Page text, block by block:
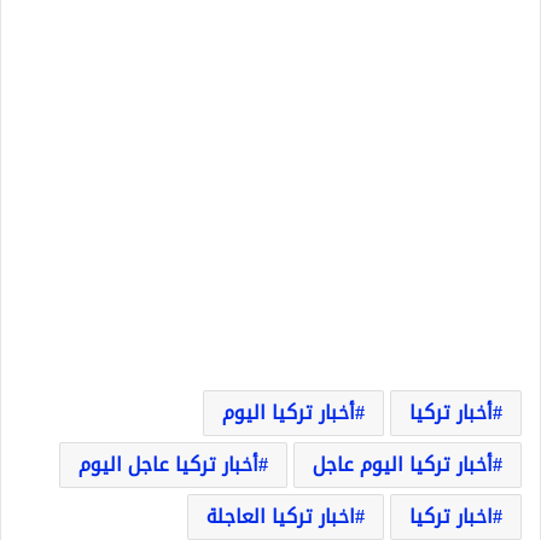
أخبار تركيا
أخبار تركيا اليوم
أخبار تركيا اليوم عاجل
أخبار تركيا عاجل اليوم
اخبار تركيا
اخبار تركيا العاجلة